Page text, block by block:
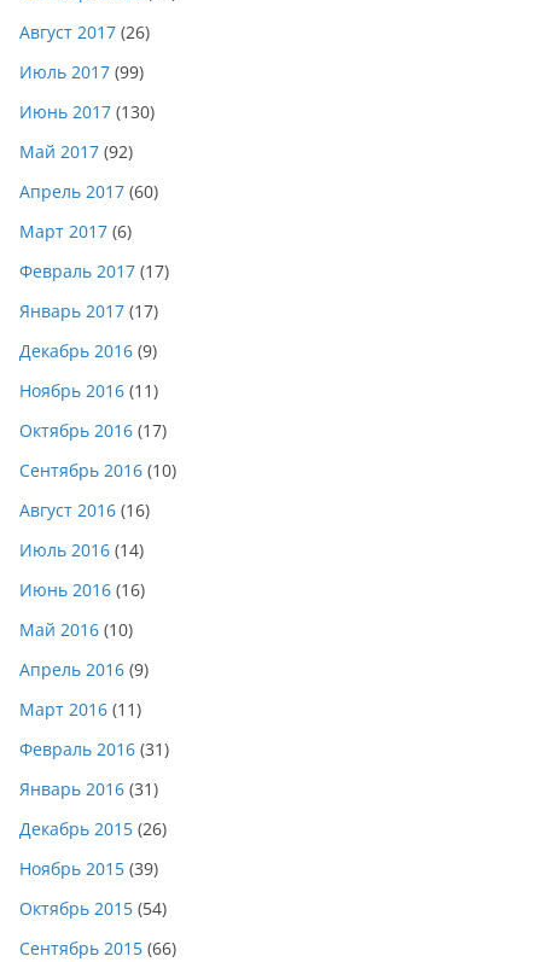
Август 2017 (26)
Июль 2017 (99)
Июнь 2017 (130)
Май 2017 (92)
Апрель 2017 (60)
Март 2017 (6)
Февраль 2017 (17)
Январь 2017 (17)
Декабрь 2016 (9)
Ноябрь 2016 (11)
Октябрь 2016 (17)
Сентябрь 2016 (10)
Август 2016 (16)
Июль 2016 (14)
Июнь 2016 (16)
Май 2016 (10)
Апрель 2016 (9)
Март 2016 (11)
Февраль 2016 (31)
Январь 2016 (31)
Декабрь 2015 (26)
Ноябрь 2015 (39)
Октябрь 2015 (54)
Сентябрь 2015 (66)